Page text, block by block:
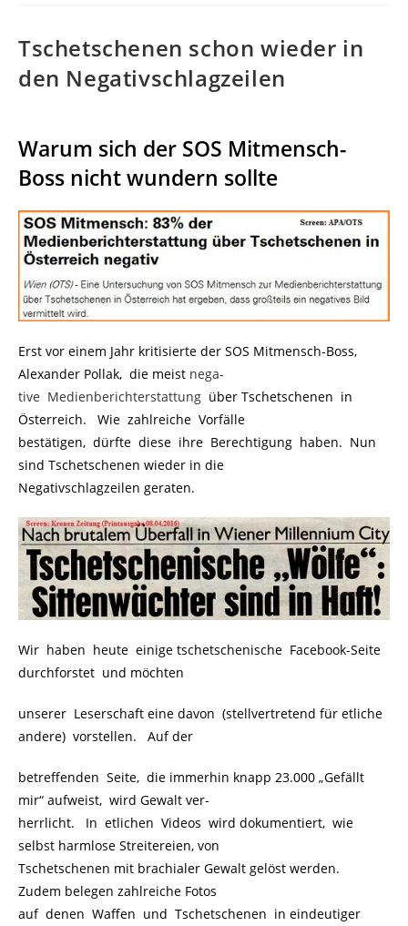
Tschetschenen schon wieder in
den Negativschlagzeilen
Warum sich der SOS Mitmensch-
Boss nicht wundern sollte
Erst vor einem Jahr kritisierte der SOS Mitmensch-Boss,
Alexander Pollak, die meist nega-
tive Medienberichterstattung über Tschetschenen in
Österreich. Wie zahlreiche Vorfälle
bestätigen, dürfte diese ihre Berechtigung haben. Nun
sind Tschetschenen wieder in die
Negativschlagzeilen geraten.
Wir haben heute einige tschetschenische Facebook-Seite
durchforstet und möchten
unserer Leserschaft eine davon (stellvertretend für etliche
andere) vorstellen. Auf der
betreffenden Seite, die immerhin knapp 23.000 „Gefällt
mir“ aufweist, wird Gewalt ver-
herrlicht. In etlichen Videos wird dokumentiert, wie
selbst harmlose Streitereien, von
Tschetschenen mit brachialer Gewalt gelöst werden.
Zudem belegen zahlreiche Fotos
auf denen Waffen und Tschetschenen in eindeutiger